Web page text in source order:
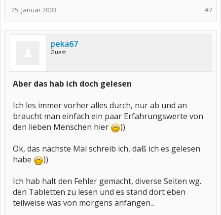
#7
25. Januar 2003
peka67
Guest
Aber das hab ich doch gelesen
Ich les immer vorher alles durch, nur ab und an
braucht man einfach ein paar Erfahrungswerte von
den lieben Menschen hier
))
Ok, das nächste Mal schreib ich, daß ich es gelesen
habe
))
Ich hab halt den Fehler gemacht, diverse Seiten wg.
den Tabletten zu lesen und es stand dort eben
teilweise was von morgens anfangen...